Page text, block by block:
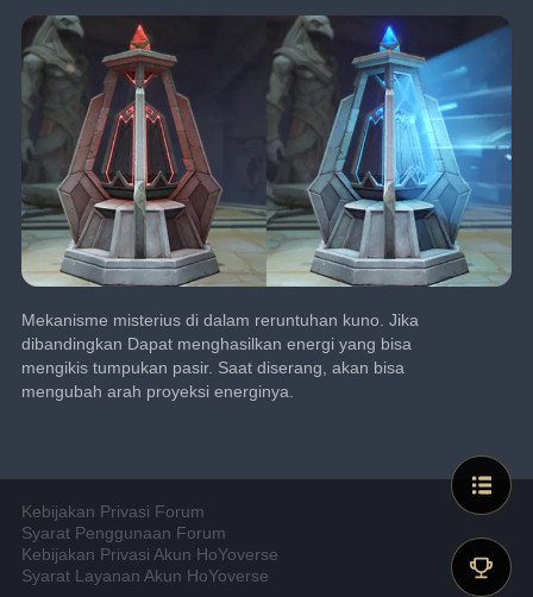
Mekanisme misterius di dalam reruntuhan kuno. Jika
dibandingkan Dapat menghasilkan energi yang bisa
mengikis tumpukan pasir. Saat diserang, akan bisa
mengubah arah proyeksi energinya.
Kebijakan Privasi Forum
Syarat Penggunaan Forum
Kebijakan Privasi Akun HoYoverse
Syarat Layanan Akun HoYoverse